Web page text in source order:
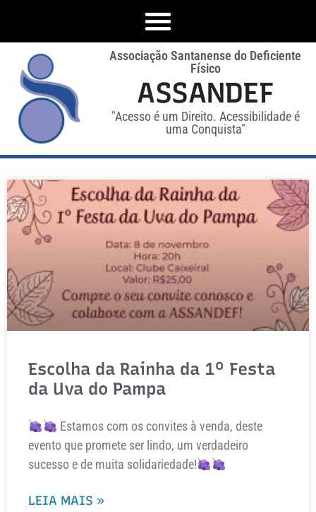
Associação Santanense do Deficiente
Físico
ASSANDEF
"Acesso é um Direito. Acessibilidade é
uma Conquista"
Escolha da Rainha da 1º Festa
da Uva do Pampa
Estamos com os convites à venda, deste
evento que promete ser lindo, um verdadeiro
sucesso e de muita solidariedade!
LEIA MAIS »